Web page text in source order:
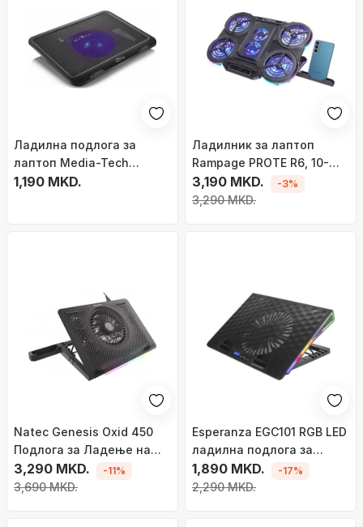
Ладилна подлога за
лаптоп Media-Tech
MT2660, вентилатор со
1,190 MKD.
Ладилник за лаптоп
Rampage PROTE R6, 10-
17\", 6 вентилатори, сив
3,190 MKD.
3,290 MKD.
-3%
Natec Genesis Oxid 450
Подлога за Ладeње на
Лаптоп, 15.6"
3,290 MKD.
3,690 MKD.
-11%
Esperanza EGC101 RGB LED
ладилна подлога за
лаптоп, црна
1,890 MKD.
2,290 MKD.
-17%